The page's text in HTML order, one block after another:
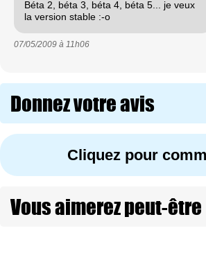
Béta 2, béta 3, béta 4, béta 5... je veux
la version stable :-o
07/05/2009 à 11h06
Donnez votre avis
Cliquez pour
Vous aimerez peut-être